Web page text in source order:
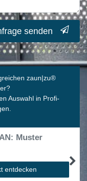
senden
zaun|zu®
Auswahl in Profi-
Muster
entdecken